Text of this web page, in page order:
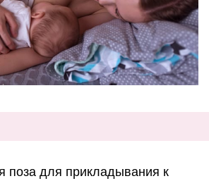
поза для прикладывания к